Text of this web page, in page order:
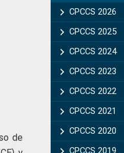
de
Sidebar
CPCCS 2026
CPCCS 2025
CPCCS 2024
CPCCS 2023
CPCCS 2022
CPCCS 2021
CPCCS 2020
CPCCS 2019 .